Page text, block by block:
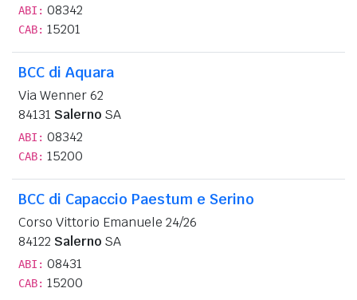
ABI: 08342
CAB: 15201
BCC di Aquara
Via Wenner 62
84131 Salerno SA
ABI: 08342
CAB: 15200
BCC di Capaccio Paestum e Serino
Corso Vittorio Emanuele 24/26
84122 Salerno SA
ABI: 08431
CAB: 15200